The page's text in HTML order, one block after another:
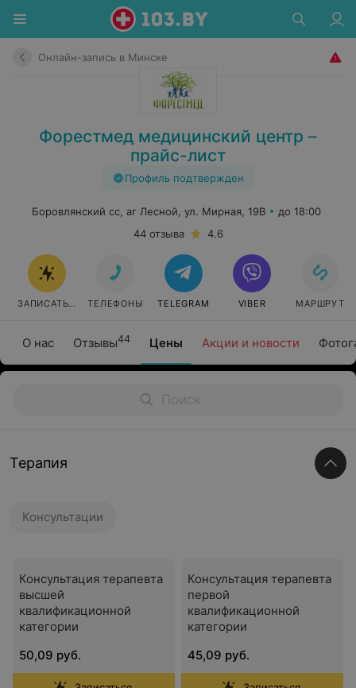
Онлайн-запись в Минске
Форестмед медицинский центр –
прайс-лист
Профиль подтвержден
О нас Отзывы44 Цены Акции и новости
Боровлянский сс, аг Лесной, ул. Мирная, 19В
до 18:00
44 отзыва
4.6
ЗАПИСАТЬСЯ ОНЛАЙН
ТЕЛЕФОНЫ TELEGRAM VIBER МАРШРУТ
Терапия
Консультации
Консультация терапевта
высшей
квалификационной
категории
50,09 руб.
Консультация терапевта
первой
квалификационной
категории
45,09 руб.